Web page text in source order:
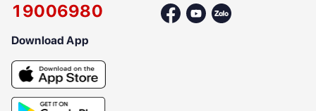
19006980
Download App